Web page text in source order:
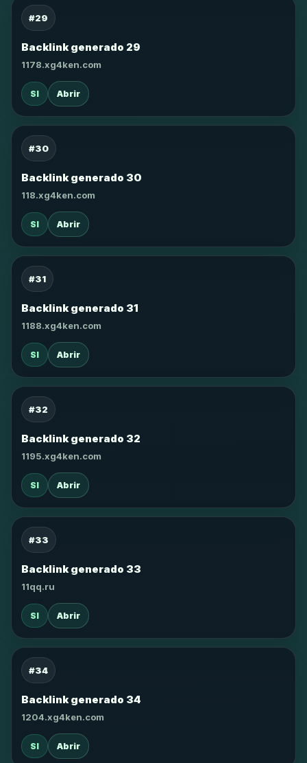
#29
Backlink generado 29
1178.xg4ken.com
SI Abrir
#30
Backlink generado 30
118.xg4ken.com
SI Abrir
#31
Backlink generado 31
1188.xg4ken.com
SI Abrir
#32
Backlink generado 32
1195.xg4ken.com
SI Abrir
#33
Backlink generado 33
11qq.ru
SI Abrir
#34
Backlink generado 34
1204.xg4ken.com
SI Abrir